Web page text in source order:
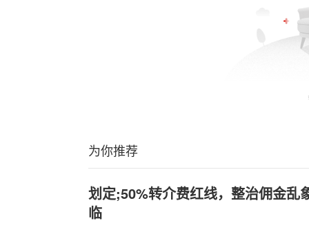
为你推荐
划定;50%转介费红线，整治佣金乱
临